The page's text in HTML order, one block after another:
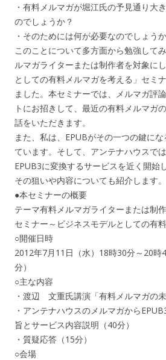
・有料メルマガが堀江氏の予見通り大
のでしょうか？
・そのためには何が必要なのでしょう
このことについて多方面から勉強して
ルマガライターまたは制作者を対象に
としての有料メルマガを考える」セミ
ました。本セミナーでは、メルマガ評
トにお招きして、最近の有料メルマガ
話をいただきます。
また、私は、EPUBがその一つの鍵に
ています。そして、アンテナハウスで
EPUB3に変換するサービスを近く開始
その狙いや内容についても紹介します。
●本セミナーの概要
テーマ有料メルマガライターまたは制
セミナー～ビジネスモデルとしての有
○開催日時
2012年7月11日（水）18時30分～20時
分）
○主な内容
・渡辺 文重氏講演「有料メルマガの未
・アンテナハウスのメルマガから
旨とサービス内容説明（40分）
・質疑応答（15分）
○会場